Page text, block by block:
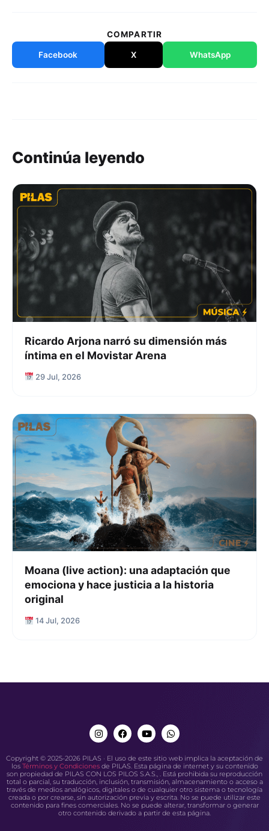
COMPARTIR
Facebook X WhatsApp
Continúa leyendo
Ricardo Arjona narró su dimensión más
íntima en el Movistar Arena
29 Jul, 2026
Moana (live action): una adaptación que
emociona y hace justicia a la historia
original
14 Jul, 2026
Copyright © 2025-2026 PILAS · El uso de este sitio web implica la aceptación de
los Términos y Condicionesde PILAS. Esta página de internet y su contenido
son propiedad de PILAS CON LOS PILOS S.A.S., . Está prohibida su reproducción
total o parcial, su traducción, inclusión, transmisión, almacenamiento o acceso a
través de medios analógicos, digitales o de cualquier otro sistema o tecnología
creada o por crearse, sin autorización previa y escrita. No se puede utilizar este
contenido para fines comerciales. No se puede alterar, transformar o generar
otro contenido derivado a partir de esta página.